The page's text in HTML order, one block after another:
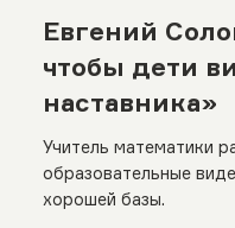
Евгений
чтобы дети
наставника»
Учитель математики
образовательные
хорошей базы.